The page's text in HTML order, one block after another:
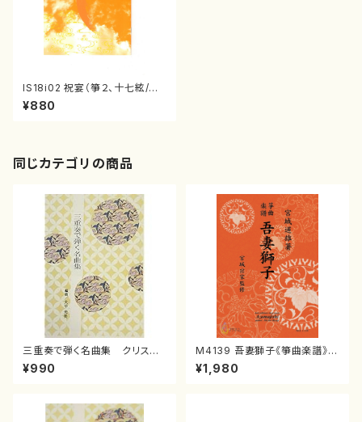
IS18i02 祝宴（箏２、十七絃/三
宅一徳/楽譜）
¥880
同じカテゴリの商品
三重奏で弾く名曲集 クリスマ
スメドレー( 箏2/大平光美 編
曲/楽譜）
¥990
M4139 吾妻獅子《箏曲楽譜》
（箏/宮城道雄著・宮城宗家監修/
箏曲古典楽譜）
¥1,980